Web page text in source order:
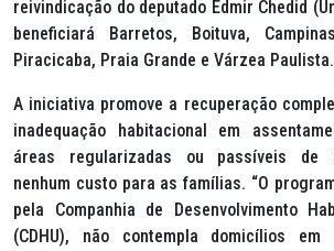
reivindicação do deputado Edmir Chedid
beneficiará Barretos, Boituva,
Piracicaba, Praia Grande e Várzea Paulista.
A iniciativa promove a recuperação
inadequação habitacional em
áreas regularizadas ou passíveis de
nenhum custo para as famílias. “O
pela Companhia de Desenvolvimento
(CDHU), não contempla domicílios